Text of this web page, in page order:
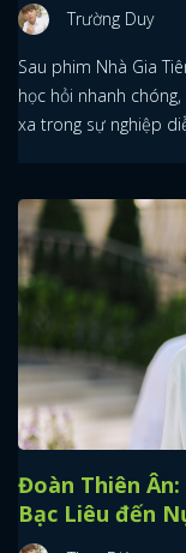
Trường Duy
Sau phim Nhà Gia
học hỏi nhanh
xa trong sự nghiệp
Đoàn Thiên
Bạc Liêu đến